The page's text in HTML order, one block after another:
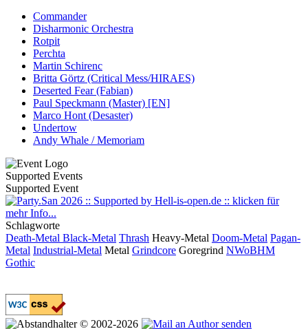
Commander
Disharmonic Orchestra
Rotpit
Perchta
Martin Schirenc
Britta Görtz (Critical Mess/HIRAES)
Deserted Fear (Fabian)
Paul Speckmann (Master) [EN]
Marco Hont (Desaster)
Undertow
Andy Whale / Memoriam
Supported Events
Supported Event
Schlagworte
Death-Metal Black-Metal Thrash Heavy-Metal Doom-Metal Pagan-
Metal Industrial-Metal Metal Grindcore Goregrind NWoBHM
Gothic
© 2002-2026